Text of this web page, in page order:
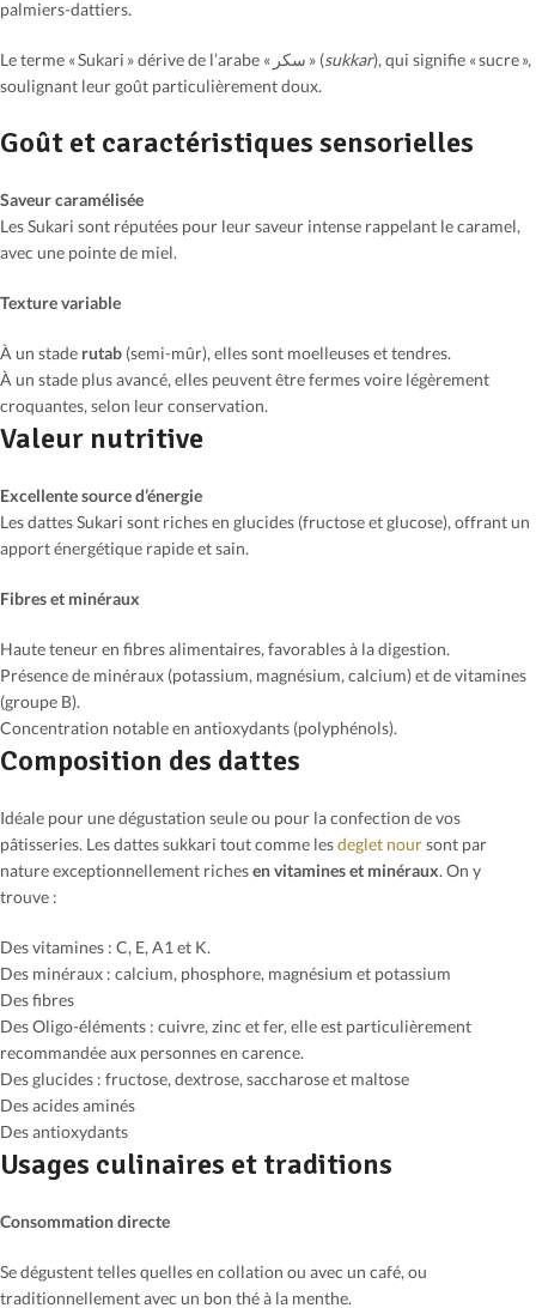
palmiers-dattiers.
Le terme « Sukari » dérive de l’arabe « سكر » (sukkar), qui signifie « sucre »,
soulignant leur goût particulièrement doux.
Goût et caractéristiques sensorielles
Saveur caramélisée
Les Sukari sont réputées pour leur saveur intense rappelant le caramel,
avec une pointe de miel.
Texture variable
À un stade rutab (semi-mûr), elles sont moelleuses et tendres.
À un stade plus avancé, elles peuvent être fermes voire légèrement
croquantes, selon leur conservation.
Valeur nutritive
Excellente source d’énergie
Les dattes Sukari sont riches en glucides (fructose et glucose), offrant un
apport énergétique rapide et sain.
Fibres et minéraux
Haute teneur en fibres alimentaires, favorables à la digestion.
Présence de minéraux (potassium, magnésium, calcium) et de vitamines
(groupe B).
Concentration notable en antioxydants (polyphénols).
Composition des dattes
Idéale pour une dégustation seule ou pour la confection de vos
pâtisseries. Les dattes sukkari tout comme lesdeglet noursont par
nature exceptionnellement richesen vitamines et minéraux. On y
trouve :
Des vitamines : C, E, A1 et K.
Des minéraux : calcium, phosphore, magnésium et potassium
Des fibres
Des Oligo-éléments : cuivre, zinc et fer, elle est particulièrement
recommandée aux personnes en carence.
Des glucides : fructose, dextrose, saccharose et maltose
Des acides aminés
Des antioxydants
Usages culinaires et traditions
Consommation directe
Se dégustent telles quelles en collation ou avec un café, ou
traditionnellement avec un bon thé à la menthe.